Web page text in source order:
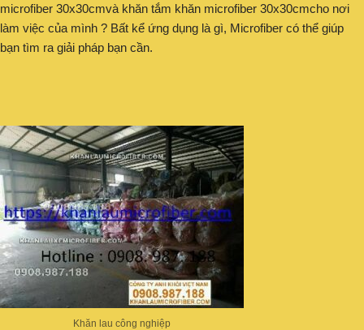
microfiber 30x30cmvà khăn tắm khăn microfiber 30x30cmcho nơi
làm việc của mình ? Bất kể ứng dụng là gì, Microfiber có thể giúp
bạn tìm ra giải pháp bạn cần.
Khăn lau công nghiệp